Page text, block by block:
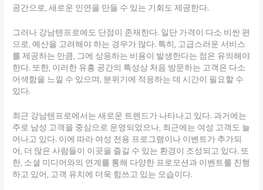
공간으로, 새로운 인연을 만들 수 있는 기회도 제공한다.
그러나 강남텐프로에도 단점이 존재한다. 일단 가격이 다소 비싼 편
으로, 예산을 고려해야 하는 경우가 많다. 특히, 고급스러운 서비스
를 제공하는 만큼, 그에 상응하는 비용이 발생한다는 점은 유의해야
한다. 또한, 이러한 유흥 공간의 특성상 처음 방문하는 고객은 다소
어색함을 느낄 수 있으며, 분위기에 적응하는 데 시간이 필요할 수
있다.
최근 강남텐프로에서는 새로운 트렌드가 나타나고 있다. 과거에는
주로 남성 고객을 중심으로 운영되었으나, 최근에는 여성 고객도 늘
어나고 있다. 이에 따라 여성 전용 프로그램이나 이벤트가 추가되
어, 더 많은 사람들이 이곳을 즐길 수 있는 환경이 조성되고 있다. 또
한, 소셜 미디어와의 연계를 통해 다양한 프로모션과 이벤트를 진행
하고 있어, 고객 유치에 더욱 힘쓰고 있는 모습이다.